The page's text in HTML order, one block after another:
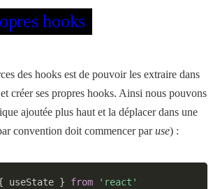
hooks
des hooks est de pouvoir les extraire dans
créer ses propres hooks. Ainsi nous pouvons
ajoutée plus haut et la déplacer dans une
convention doit commencer paruse) :
useState } from 'react'